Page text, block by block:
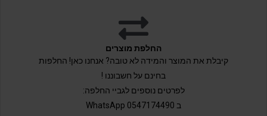
החלפת מוצרים
קיבלת את המוצר והמידה לא טובה? אנחנו כאן! החלפות
בחינם על חשבוננו !
לפרטים נוספים לגביי החלפה:
ב 0547174490 WhatsApp